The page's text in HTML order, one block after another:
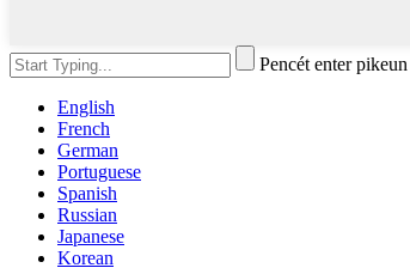
Pencét enter
English
French
German
Portuguese
Spanish
Russian
Japanese
Korean